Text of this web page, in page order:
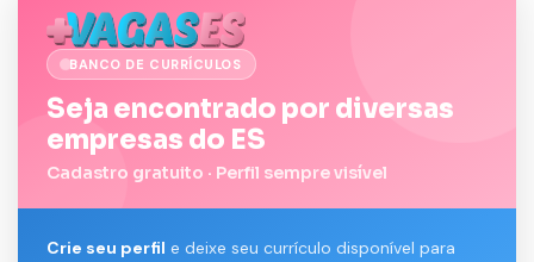
BANCO DE CURRÍCULOS
Seja encontrado por diversas
empresas do ES
Cadastro gratuito · Perfil sempre visível
Crie seu perfil e deixe seu currículo disponível para